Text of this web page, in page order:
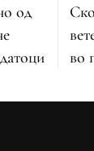
од
во